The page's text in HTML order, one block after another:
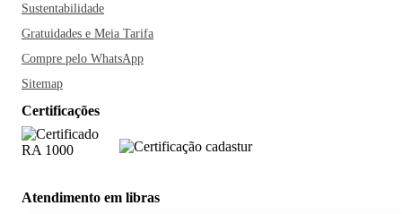
Sustentabilidade
Gratuidades e Meia Tarifa
Compre pelo WhatsApp
Sitemap
Certificações
Atendimento em libras